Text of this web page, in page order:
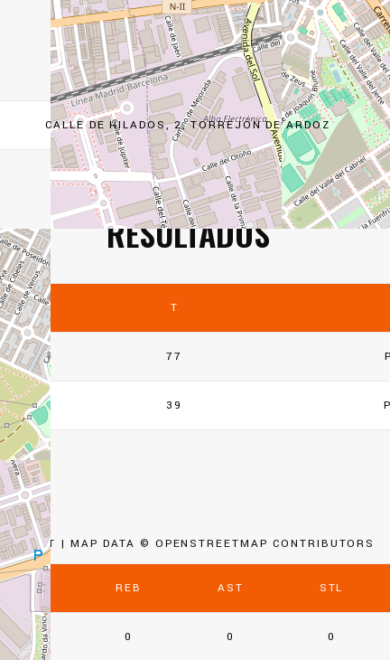
LEAFLET | MAP DATA © OPENSTREETMAP CONTRIBUTORS
CALLE DE HILADOS, 2, TORREJÓN DE ARDOZ
RESULTADOS
T
77
39
PTS REB AST STL
0 0 0 0